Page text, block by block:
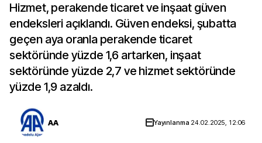
Hizmet, perakende ticaret ve inşaat güven
endeksleri açıklandı. Güven endeksi, şubatta
geçen aya oranla perakende ticaret
sektöründe yüzde 1,6 artarken, inşaat
sektöründe yüzde 2,7 ve hizmet sektöründe
yüzde 1,9 azaldı.
AA Yayınlanma 24.02.2025, 12:06